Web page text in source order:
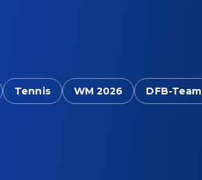
Tennis WM 2026 DFB-Team